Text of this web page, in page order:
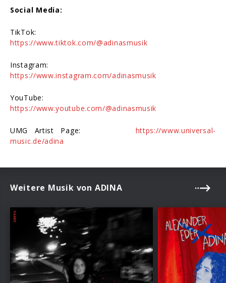
Social Media:
TikTok:
https://www.tiktok.com/@adinasmusik
Instagram:
https://www.instagram.com/adinasmusik
YouTube:
https://www.youtube.com/@adinasmusik
UMG Artist Page: https://www.universal-
music.de/adina
Weitere Musik von ADINA